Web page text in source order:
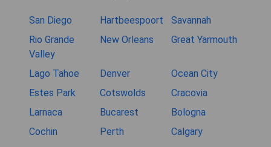
San Diego Hartbeespoort
Savannah
Rio Grande
Valley
New Orleans Great Yarmouth
Lago Tahoe Denver
Ocean City
Estes Park
Cotswolds
Cracovia
Larnaca
Bucarest
Bologna
Cochin
Perth
Calgary